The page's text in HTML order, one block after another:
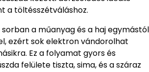
a töltésszétváláshoz.
a műanyag és a haj egymástól
ezért sok elektron vándorolhat
Ez a folyamat gyors és
felülete tiszta, sima, és a száraz